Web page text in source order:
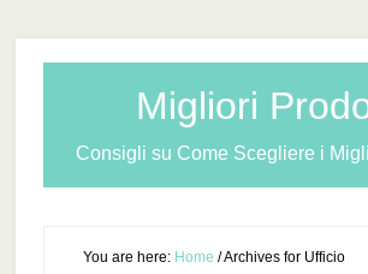
Migliori
Consigli su Come Scegliere i
You are here: Home /Archives for Ufficio